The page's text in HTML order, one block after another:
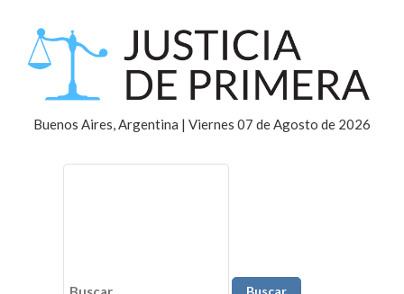
Buenos Aires, Argentina | Viernes 07 de Agosto de 2026